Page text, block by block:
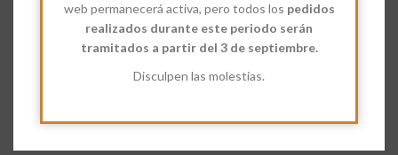
web permanecerá activa, pero todos los pedidos
realizados durante este periodo serán
tramitados a partir del 3 de septiembre.
Disculpen las molestias.